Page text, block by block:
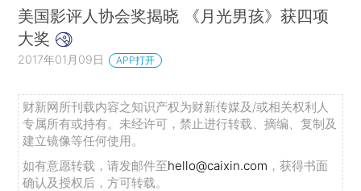
美国影评人协会奖揭晓 《月光男孩》获四项
大奖
2017年01月09日 APP打开
财新网所刊载内容之知识产权为财新传媒及/或相关权利人
专属所有或持有。未经许可，禁止进行转载、摘编、复制及
建立镜像等任何使用。
如有意愿转载，请发邮件至hello@caixin.com ，获得书面
确认及授权后，方可转载。